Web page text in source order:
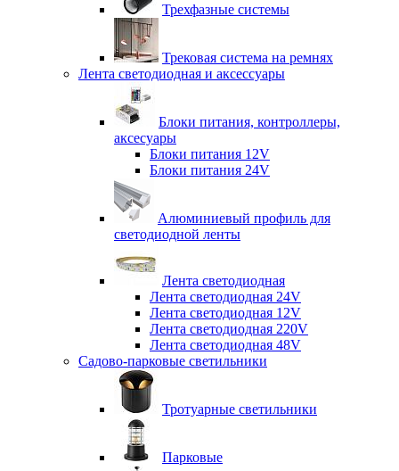
Трехфазные системы
Трековая система на ремнях
Лента светодиодная и аксессуары
Блоки питания, контроллеры,
аксесуары
Блоки питания 12V
Блоки питания 24V
Алюминиевый профиль для
светодиодной ленты
Лента светодиодная
Лента светодиодная 24V
Лента светодиодная 12V
Лента светодиодная 220V
Лента светодиодная 48V
Садово-парковые светильники
Тротуарные светильники
Парковые